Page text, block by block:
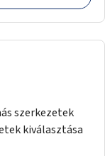
szerkezetek
kiválasztása